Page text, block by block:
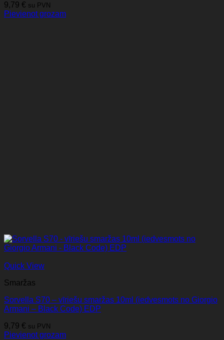
9,79 € su PVN
Pievienot grozam
Quick View
Smaržas
Sorvella S70 – vīriešu smaržas 10ml (iedvesmots no Giorgio
Armani – Black Code) EDP
9,79 € su PVN
Pievienot grozam